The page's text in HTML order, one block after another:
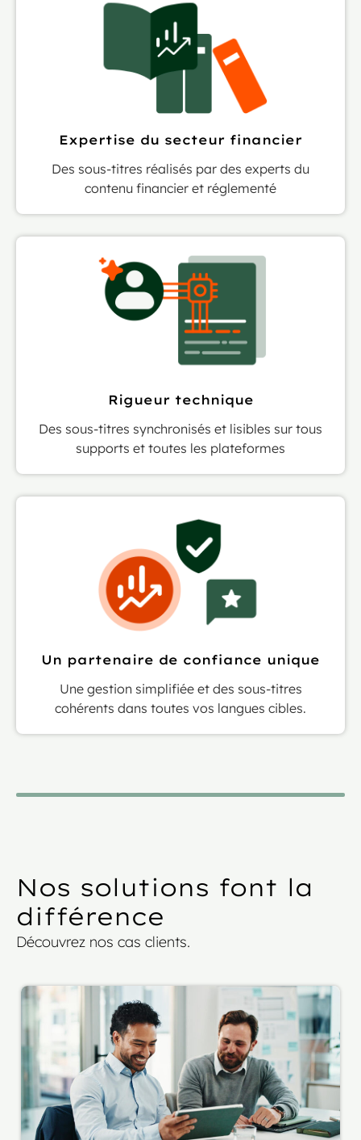
Expertise du secteur financier
Des sous-titres réalisés par des experts du
contenu financier et réglementé
Rigueur technique
Des sous-titres synchronisés et lisibles sur tous
supports et toutes les plateformes
Un partenaire de confiance unique
Une gestion simplifiée et des sous-titres
cohérents dans toutes vos langues cibles.
Nos solutions font la
différence
Découvrez nos cas clients.